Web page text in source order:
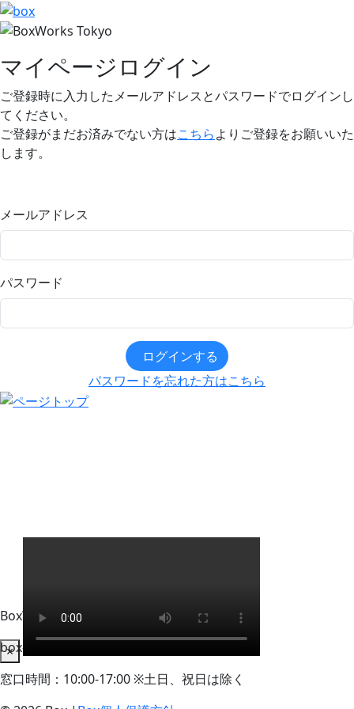
マイページログイン
ご登録時に入力したメールアドレスとパスワードでログインし
てください。
ご登録がまだお済みでない方はこちらよりご登録をお願いいた
します。
メールアドレス
パスワード
ログインする
パスワードを忘れた方はこちら
BoxWorks Tokyo + Osaka 来場者事務局
box-info_registration@event-admin.jp
窓口時間：10:00-17:00 ※土日、祝日は除く
×